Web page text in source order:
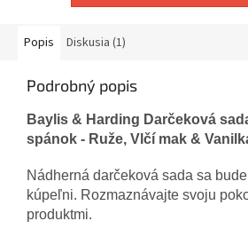
Popis Diskusia (1)
Podrobný popis
Baylis & Harding Darčeková
spánok - Ruže, Vlčí mak &
Nádherná darčeková sada sa
kúpeľni. Rozmaznávajte svoju
produktmi.